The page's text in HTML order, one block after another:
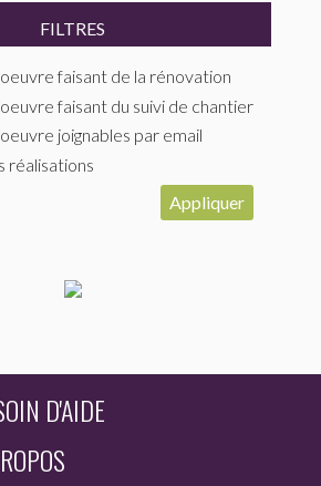
FILTRES
faisant de la rénovation
faisant du suivi de chantier
joignables par email
réalisations
Appliquer
D'AIDE